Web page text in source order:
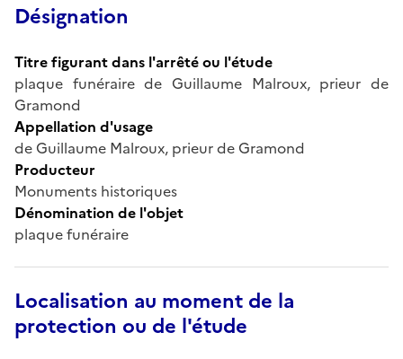
Désignation
Titre figurant dans l'arrêté ou l'étude
plaque funéraire de Guillaume Malroux, prieur de
Gramond
Appellation d'usage
de Guillaume Malroux, prieur de Gramond
Producteur
Monuments historiques
Dénomination de l'objet
plaque funéraire
Localisation au moment de la
protection ou de l'étude